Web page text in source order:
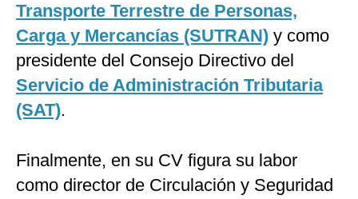
Transporte Terrestre de Personas,
Carga y Mercancías (SUTRAN) y como
presidente del Consejo Directivo del
Servicio de Administración Tributaria
(SAT).
Finalmente, en su CV figura su labor
como director de Circulación y Seguridad